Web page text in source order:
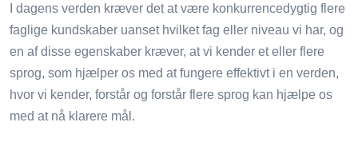
I dagens verden kræver det at være konkurrencedygtig flere
faglige kundskaber uanset hvilket fag eller niveau vi har, og
en af ​​disse egenskaber kræver, at vi kender et eller flere
sprog, som hjælper os med at fungere effektivt i en verden,
hvor vi kender, forstår og forstår flere sprog kan hjælpe os
med at nå klarere mål.